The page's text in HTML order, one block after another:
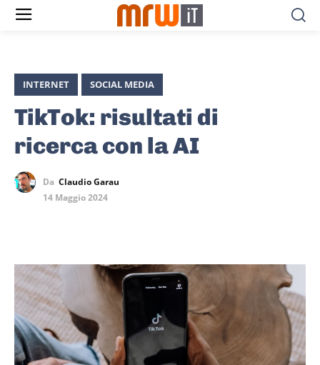
INTERNET SOCIAL MEDIA
TikTok: risultati di
ricerca con la AI
Da Claudio Garau
14 Maggio 2024